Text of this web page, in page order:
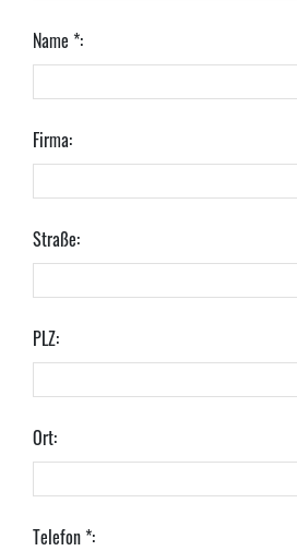
Name *:
Firma:
Straße:
PLZ:
Ort:
Telefon *: